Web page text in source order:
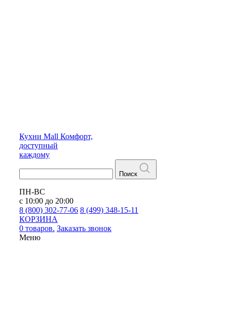
Кухни Mall Комфорт,
доступный
каждому
Поиск
ПН-ВС
с 10:00 до 20:00
8 (800) 302-77-06 8 (499) 348-15-11
КОРЗИНА
0 товаров. Заказать звонок
Меню